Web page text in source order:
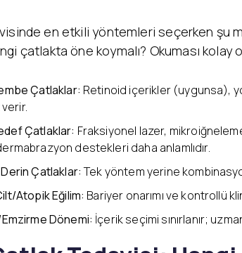
en etkili yöntemleri seçerken şu
çatlakta öne koymalı? Okuması
Çatlaklar: Retinoid içerikler (uygunsa),
verir.
Çatlaklar: Fraksiyonel lazer,
destekleri daha anlamlıdır.
Çatlaklar:Tek yöntem yerine
Atopik Eğilim: Bariyer onarımı ve kontrollü
Dönemi: İçerik seçimi sınırlanır;